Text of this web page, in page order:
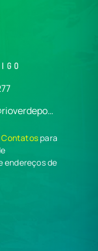
Contatos para
endereços de